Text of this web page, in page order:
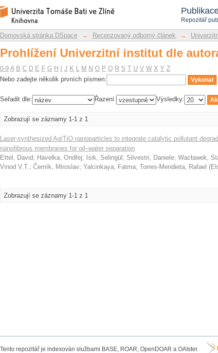
Repozitář
Prohlížení Univerzitní institut dle
Repozitář DSpace/Manakin
Domovská stránka DSpace → Recenzovaný odborný článek →
Prohlížení Univerzitní institut dle
0-9 A B C D E F G H J K L M N O P Q R S T U V W X Y Z
Nebo zadejte několik prvních písmen:
Seřadit dle: Řazení: Výsledky:
Zobrazují se záznamy 1-1 z 1
Laser-synthesized Ag/TiO nanoparticles to integrate catalytic pollutant
nanofibrous membranes for oil–water separation
Ettel, David; Havelka, Ondřej; Isik, Selingül ; Silvestri, Daniele; Wacławek,
Vinod V.T.; Černík, Miroslav; Yalcinkaya, Fatma; Torres-Mendieta, Rafael (
Zobrazují se záznamy 1-1 z 1
Tento repozitář je indexován službami BASE, ROAR, OpenDOAR a OAIster.